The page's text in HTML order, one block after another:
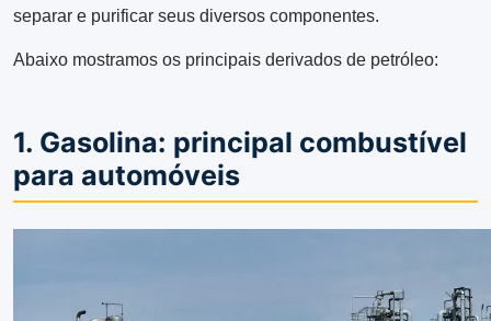
separar e purificar seus diversos componentes.
Abaixo mostramos os principais derivados de petróleo:
1. Gasolina: principal combustível
para automóveis